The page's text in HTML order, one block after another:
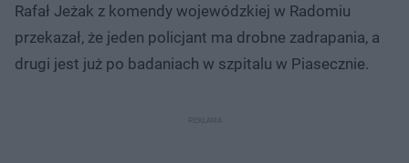
Rafał Jeżak z komendy wojewódzkiej w Radomiu
przekazał, że jeden policjant ma drobne zadrapania, a
drugi jest już po badaniach w szpitalu w Piasecznie.